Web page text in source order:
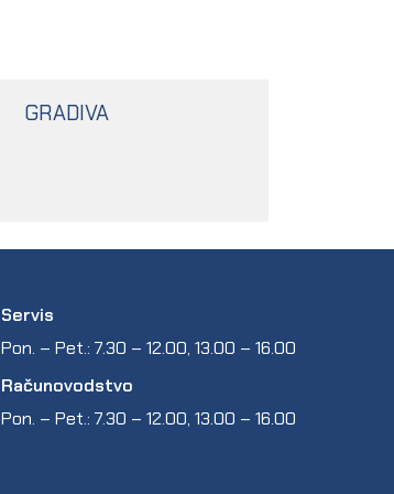
GRADIVA
Servis
Pon. – Pet.: 7.30 – 12.00, 13.00 – 16.00
Računovodstvo
Pon. – Pet.: 7.30 – 12.00, 13.00 – 16.00